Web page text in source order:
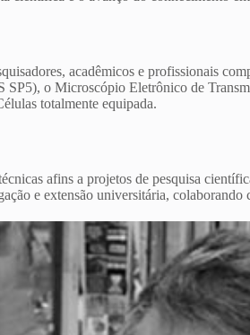
acadêmicos e profissionais
o Microscópio Eletrônico de
totalmente equipada.
afins a projetos de pesquisa
e extensão universitária, colaborando